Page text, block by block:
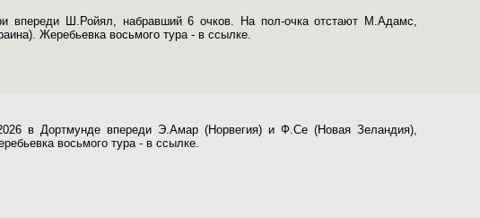
впереди Ш.Ройял, набравший 6 очков. На пол-очка отстают М.Адамс,
Жеребьевка восьмого тура - в ссылке.
в Дортмунде впереди Э.Амар (Норвегия) и Ф.Се (Новая Зеландия),
восьмого тура - в ссылке.